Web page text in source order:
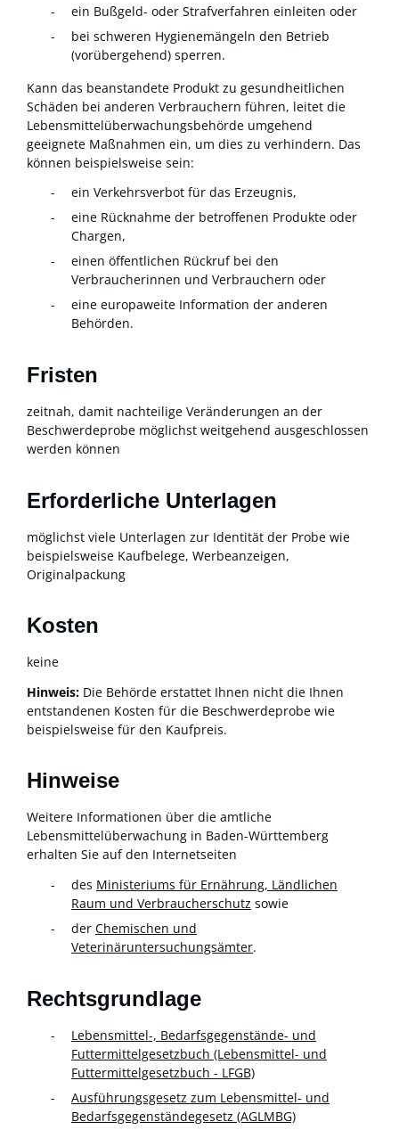
ein Bußgeld- oder Strafverfahren einleiten oder
bei schweren Hygienemängeln den Betrieb
(vorübergehend) sperren.
Kann das beanstandete Produkt zu gesundheitlichen
Schäden bei anderen Verbrauchern führen, leitet die
Lebensmittelüberwachungsbehörde umgehend
geeignete Maßnahmen ein, um dies zu verhindern. Das
können beispielsweise sein:
ein Verkehrsverbot für das Erzeugnis,
eine Rücknahme der betroffenen Produkte oder
Chargen,
einen öffentlichen Rückruf bei den
Verbraucherinnen und Verbrauchern oder
eine europaweite Information der anderen
Behörden.
Fristen
zeitnah, damit nachteilige Veränderungen an der
Beschwerdeprobe möglichst weitgehend ausgeschlossen
werden können
Erforderliche Unterlagen
möglichst viele Unterlagen zur Identität der Probe wie
beispielsweise Kaufbelege, Werbeanzeigen,
Originalpackung
Kosten
keine
Hinweis: Die Behörde erstattet Ihnen nicht die Ihnen
entstandenen Kosten für die Beschwerdeprobe wie
beispielsweise für den Kaufpreis.
Hinweise
Weitere Informationen über die amtliche
Lebensmittelüberwachung in Baden-Württemberg
erhalten Sie auf den Internetseiten
des Ministeriums für Ernährung, Ländlichen
Raum und Verbraucherschutz sowie
der Chemischen und
Veterinäruntersuchungsämter.
Rechtsgrundlage
Lebensmittel-, Bedarfsgegenstände- und
Futtermittelgesetzbuch (Lebensmittel- und
Futtermittelgesetzbuch - LFGB)
Ausführungsgesetz zum Lebensmittel- und
Bedarfsgegenständegesetz (AGLMBG)